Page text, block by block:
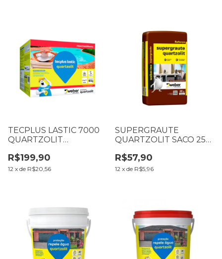
TECPLUS LASTIC 7000
QUARTZOLIT
R$199,90
12 x de R$20,56
SUPERGRAUTE
QUARTZOLIT SACO 25
R$57,90
12 x de R$5,96